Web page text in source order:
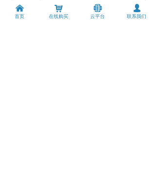
낀
首页
낙
在线购买
뀁
云平台
넙
联系我们